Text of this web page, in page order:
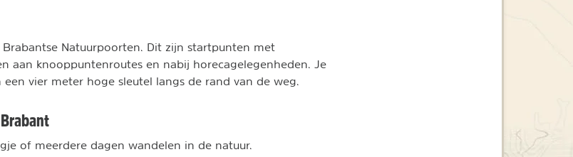
Natuurpoorten. Dit zijn startpunten met
aan knooppuntenroutes en nabij horecagelegenheden. Je
vier meter hoge sleutel langs de rand van de weg.
of meerdere dagen wandelen in de natuur.